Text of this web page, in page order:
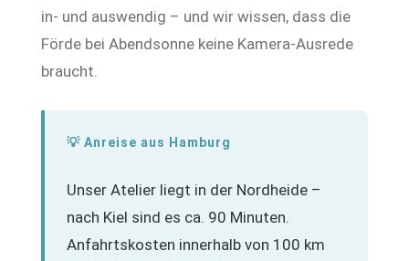
in- und auswendig – und wir wissen, dass die
Förde bei Abendsonne keine Kamera-Ausrede
braucht.
💡 Anreise aus Hamburg
Unser Atelier liegt in der Nordheide –
nach Kiel sind es ca. 90 Minuten.
Anfahrtskosten innerhalb von 100 km